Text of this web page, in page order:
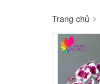
Trang chủ